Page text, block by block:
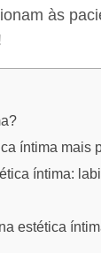
às
íntima mais
íntima:
estética